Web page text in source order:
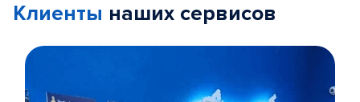
Клиенты наших сервисов